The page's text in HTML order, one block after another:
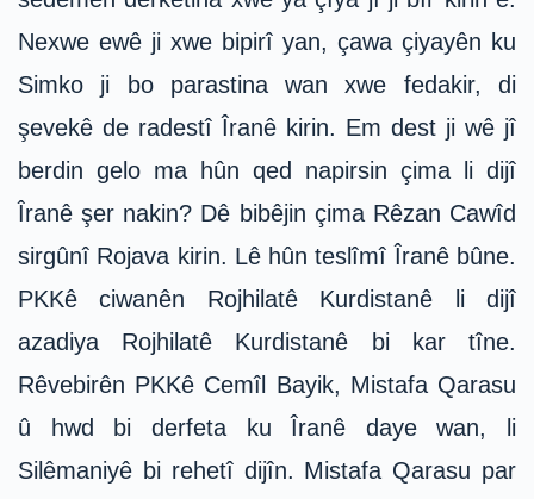
Nexwe ewê ji xwe bipirî yan, çawa çiyayên ku
Simko ji bo parastina wan xwe fedakir, di
şevekê de radestî Îranê kirin. Em dest ji wê jî
berdin gelo ma hûn qed napirsin çima li dijî
Îranê şer nakin? Dê bibêjin çima Rêzan Cawîd
sirgûnî Rojava kirin. Lê hûn teslîmî Îranê bûne.
PKKê ciwanên Rojhilatê Kurdistanê li dijî
azadiya Rojhilatê Kurdistanê bi kar tîne.
Rêvebirên PKKê Cemîl Bayik, Mistafa Qarasu
û hwd bi derfeta ku Îranê daye wan, li
Silêmaniyê bi rehetî dijîn. Mistafa Qarasu par